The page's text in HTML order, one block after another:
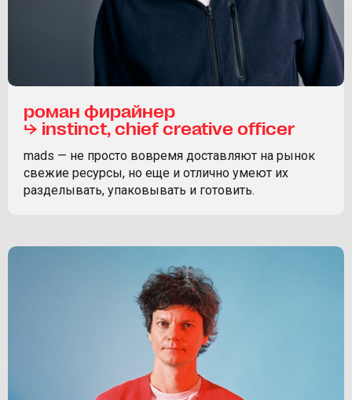
роман фирайнер
⮡ instinct, chief creative officer
mads — не просто вовремя доставляют на рынок
свежие ресурсы, но еще и отлично умеют их
разделывать, упаковывать и готовить.